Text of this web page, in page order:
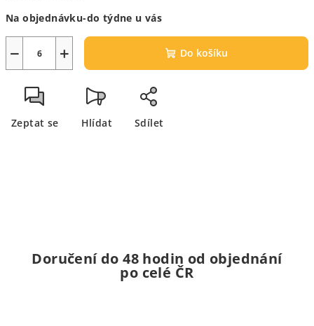
cena:
Na objednávku-do týdne u vás
+
− Do košíku
Zeptat se Hlídat Sdílet
Doručení do 48 hodin od objednání
po celé ČR